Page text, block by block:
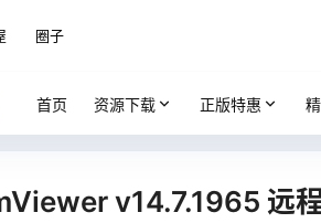
圈子
首页 资源下载 正版特惠
v14.7.1965 远